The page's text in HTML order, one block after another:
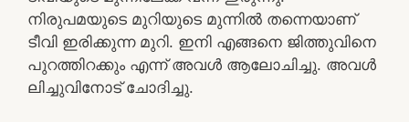
നിരുപമയുടെ മുറിയുടെ മുന്നിൽ തന്നെയാണ്
ടീവി ഇരിക്കുന്ന മുറി. ഇനി എങ്ങനെ ജിത്തുവിനെ
പുറത്തിറക്കും എന്ന് അവൾ ആലോചിച്ചു. അവൾ
ലിച്ചുവിനോട് ചോദിച്ചു.